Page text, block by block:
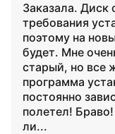
Заказала. Диск
требования
поэтому на
будет. Мне
старый, но все
программа
постоянно
полетел!
ли...